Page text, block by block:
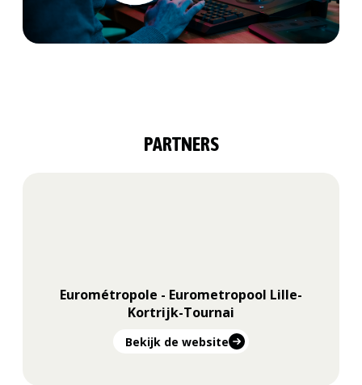
PARTNERS
Eurométropole - Eurometropool Lille-
Kortrijk-Tournai
Bekijk de website